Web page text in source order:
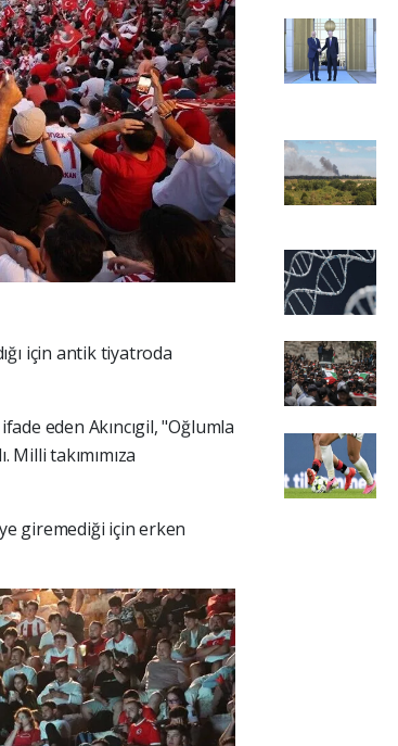
için antik tiyatroda
eden Akıncıgil, "Oğlumla
Milli takımımıza
giremediği için erken